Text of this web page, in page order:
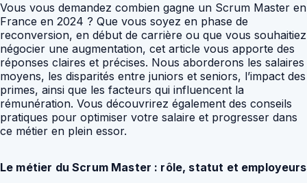
Vous vous demandez combien gagne un Scrum Master en
France en 2024 ? Que vous soyez en phase de
reconversion, en début de carrière ou que vous souhaitiez
négocier une augmentation, cet article vous apporte des
réponses claires et précises. Nous aborderons les salaires
moyens, les disparités entre juniors et seniors, l’impact des
primes, ainsi que les facteurs qui influencent la
rémunération. Vous découvrirez également des conseils
pratiques pour optimiser votre salaire et progresser dans
ce métier en plein essor.
Le métier du Scrum Master : rôle, statut et employeurs